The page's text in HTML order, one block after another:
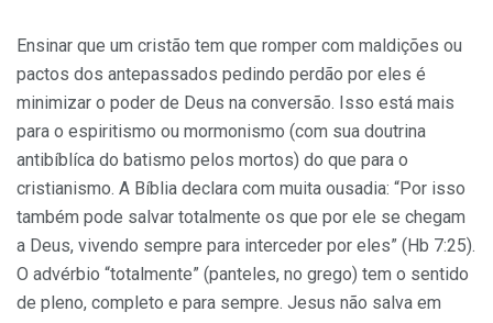
Ensinar que um cristão tem que romper com maldições ou
pactos dos antepassados pedindo perdão por eles é
minimizar o poder de Deus na conversão. Isso está mais
para o espiritismo ou mormonismo (com sua doutrina
antibíblíca do batismo pelos mortos) do que para o
cristianismo. A Bíblia de­clara com muita ousadia: “Por isso
também pode salvar totalmente os que por ele se chegam
a Deus, vivendo sempre para interceder por eles” (Hb 7:25).
O advérbio “totalmente” (panteles, no grego) tem o sentido
de pleno, completo e para sempre. Jesus não salva em